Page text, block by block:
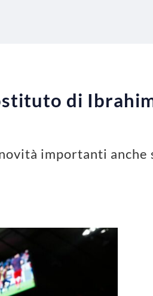
di
importanti anche